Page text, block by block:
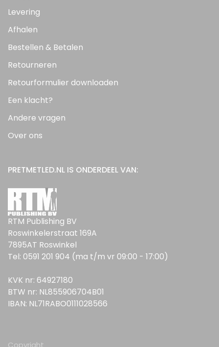
Levering
Afhalen
Bestellen & Betalen
Retourneren
Retourformulier downloaden
Een klacht?
Andere vragen
Over ons
PRETMETLED.NL IS ONDERDEEL VAN:
RTM Publishing BV
Roswinkelerstraat 169A
7895AT Roswinkel
Tel: 0591 201 904 (ma t/m vr 09:00 - 17:00)
KVK nr: 64927180
BTW nr: NL855906704B01
IBAN: NL71RABO0111028566
Copyright